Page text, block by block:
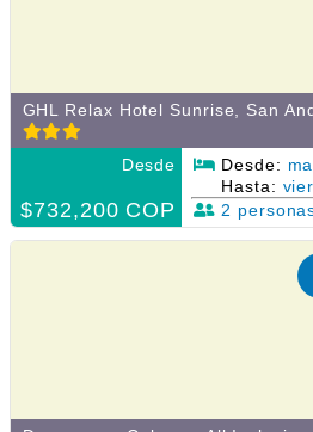
Desde
$732,200 COP
Desde:
Hasta:
2